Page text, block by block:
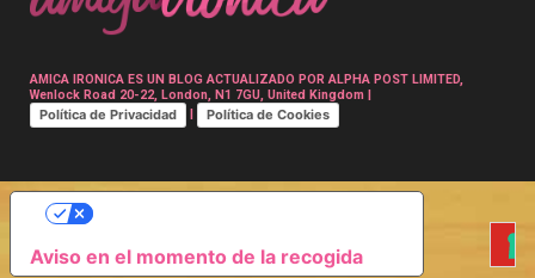
AMICA IRONICA ES UN BLOG ACTUALIZADO POR ALPHA POST LIMITED,
Wenlock Road 20-22, London, N1 7GU, United Kingdom |
Política de Privacidad Política de Cookies
Aviso en el momento de la recogida
SUS OPCIONES DE PRIVACIDAD